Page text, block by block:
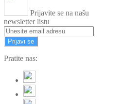
Prijavite se na našu
newsletter listu
Prijavi se
Pratite nas: